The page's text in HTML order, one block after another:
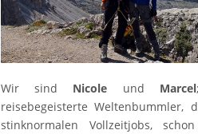
Wir sind Nicole und Marcel
reisebegeisterte Weltenbummler,
stinknormalen Vollzeitjobs,